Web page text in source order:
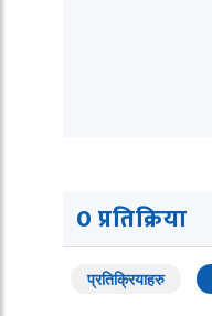
0 प्रतिक्रिया
प्रतिक्रियाहरु